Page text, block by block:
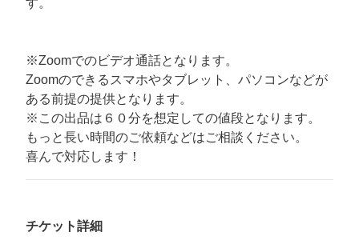
す。
※Zoomでのビデオ通話となります。
Zoomのできるスマホやタブレット、パソコンなどが
ある前提の提供となります。
※この出品は６０分を想定しての値段となります。
もっと長い時間のご依頼などはご相談ください。
喜んで対応します！
チケット詳細